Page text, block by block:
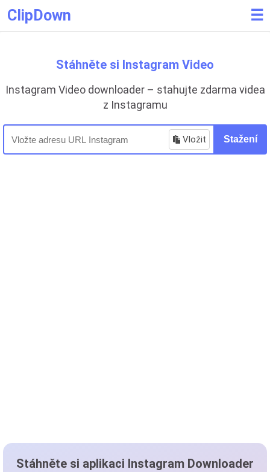
ClipDown ☰
Stáhněte si Instagram Video
Instagram Video downloader – stahujte zdarma videa
z Instagramu
Vložit Stažení
Stáhněte si aplikaci Instagram Downloader